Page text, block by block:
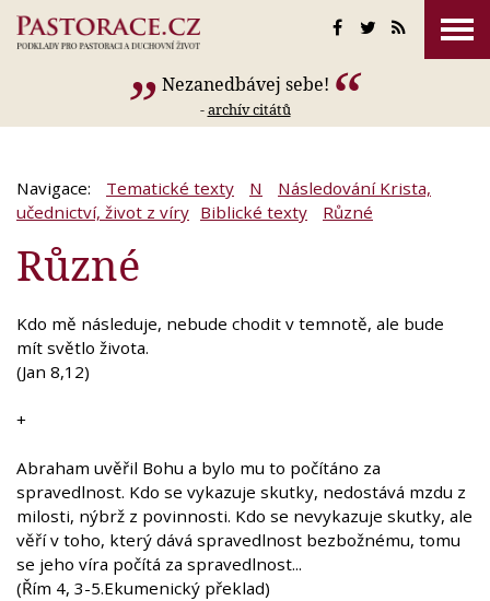
Nezanedbávej sebe!
-archív citátů
Navigace: Tematické texty N
Následování Krista,
učednictví, život z víry Biblické texty Různé
Různé
Kdo mě následuje, nebude chodit v temnotě, ale bude
mít světlo života.
(Jan 8,12)
+
Abraham uvěřil Bohu a bylo mu to počítáno za
spravedlnost. Kdo se vykazuje skutky, nedostává mzdu z
milosti, nýbrž z povinnosti. Kdo se nevykazuje skutky, ale
věří v toho, který dává spravedlnost bezbožnému, tomu
se jeho víra počítá za spravedlnost...
(Řím 4, 3-5.Ekumenický překlad)